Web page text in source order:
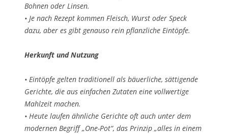
Bohnen oder Linsen.
• Je nach Rezept kommen Fleisch, Wurst oder Speck
dazu, aber es gibt genauso rein pflanzliche Eintöpfe.
Herkunft und Nutzung
• Eintöpfe gelten traditionell als bäuerliche, sättigende
Gerichte, die aus einfachen Zutaten eine vollwertige
Mahlzeit machen.
• Heute laufen ähnliche Gerichte oft auch unter dem
modernen Begriff „One-Pot“, das Prinzip „alles in einem